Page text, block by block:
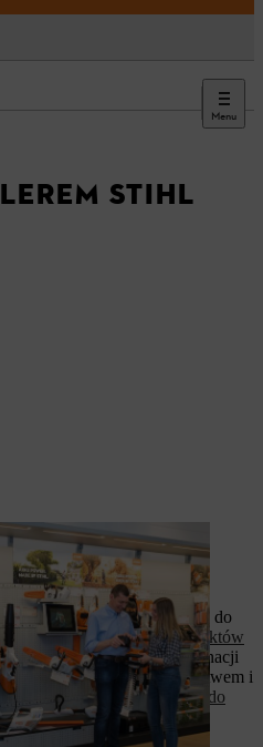
Menu
STIHL
95 lat
w dziedzinie urządzeń do
szeroki asortyment produktów
ale także do pielęgnacji
z budownictwem, rolnictwem i
i kosiarek po
nożyce do
– dzięki produktom
każdą porę roku.